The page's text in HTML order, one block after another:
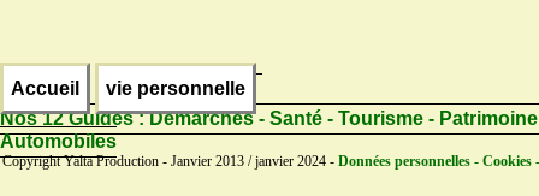
Accueil
vie personnelle
Nos 12 Guides :Démarches - Santé - Tourisme -
Automobiles
Copyright Yalta Production - Janvier 2013 / janvier 2024 - Données personnelles - Cookies